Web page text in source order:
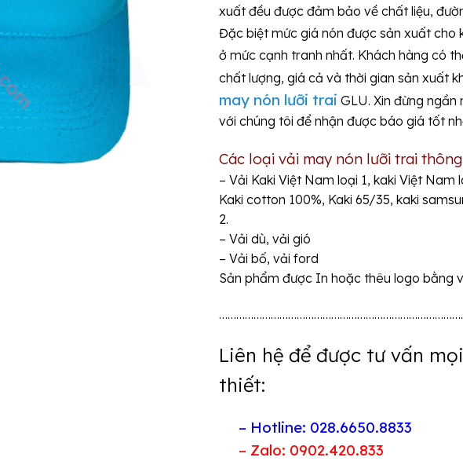
xuất đều được đảm bảo về chất liệu,
Đặc biệt mức giá nón được sản xuất cho
ở mức cạnh tranh nhất. Khách hàng có
chất lượng, giá cả và thời gian sản xuất
may nón lưỡi trai GLU. Xin đừng ngần
với chúng tôi để nhận được báo giá tốt
Các loại vải may nón lưỡi trai
– Vải Kaki Việt Nam loại 1, kaki Việt Nam
Kaki cotton 100%, Kaki 65/35, kaki
2.
– Vải dù, vải gió
– Vải bố, vải ford
Sản phẩm được In hoặc thêu logo bằng
Liên hệ để được tư vấn
thiết:
– Hotline: 028.6650.8833
– Zalo: 0902.420.833